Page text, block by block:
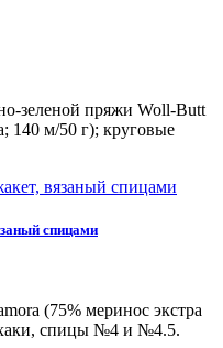
зеленой пряжи Woll-Butt
140 м/50 г); круговые
спицами
(75% меринос экстра
хаки, спицы №4 и №4.5.